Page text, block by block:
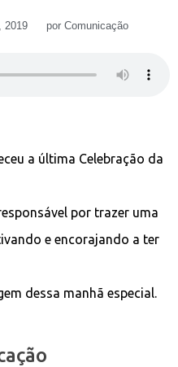
2019 por Comunicação
a última Celebração da
por trazer uma
e encorajando a ter
dessa manhã especial.